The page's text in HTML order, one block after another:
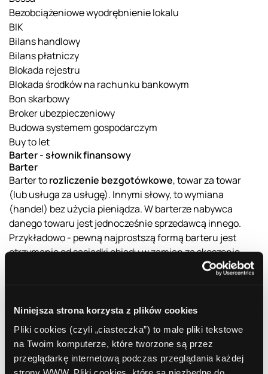
Niniejsza strona korzysta z plików cookies
Pliki cookies (czyli „ciasteczka”) to małe pliki tekstowe
na Twoim komputerze, które tworzone są przez
przeglądarkę internetową podczas przeglądania każdej
Barter - słownik finansowy
Barter
Barter torozliczenie bezgotówkowe, towar za towar
(lub usługa za usługę). Innymi słowy, to wymiana
(handel) bez użycia pieniądza. W barterze nabywca
danego towaru jest jednocześnie sprzedawcą innego.
Przykładowo - pewną najprostszą formą barteru jest
otrzymanie od sąsiadki obiadu w zamian za skoszenie
trawnika w jej ogrodzie. Oczywiście barter to także dużo
Barter jestpierwotną formą wymiany handlowej
stosowaną w czasach, gdy ludzie nie używali jeszcze
pieniędzy. Obecnie taka forma transakcji jest rzadka,
choć stosowana np. w handlu z krajami dotkniętymi
bardzo wysoką inflacją lub takich, w których istnieją
Bezobciążeniowe wyodrębnienie lokalu
BIK
Bilans handlowy
Bilans płatniczy
Blokada rejestru
Blokada środków na rachunku bankowym
Bon skarbowy
Broker ubezpieczeniowy
Budowa systemem gospodarczym
Buy to let